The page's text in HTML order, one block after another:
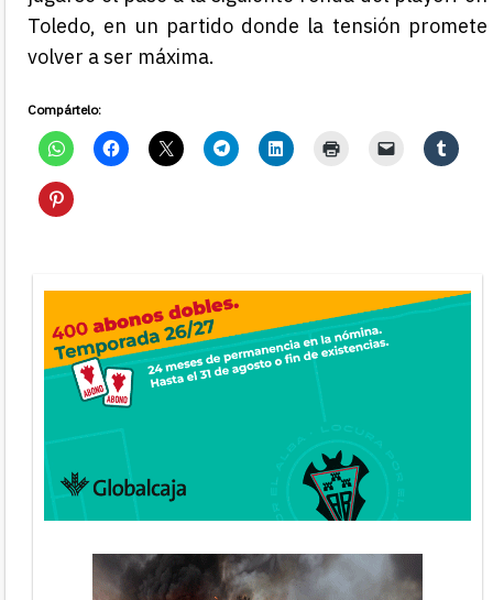
Toledo, en un partido donde la tensión promete
volver a ser máxima.
Compártelo: